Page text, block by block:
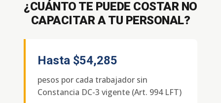
¿CUÁNTO TE PUEDE COSTAR NO
CAPACITAR A TU PERSONAL?
Hasta $54,285
pesos por cada trabajador sin
Constancia DC-3 vigente (Art. 994 LFT)